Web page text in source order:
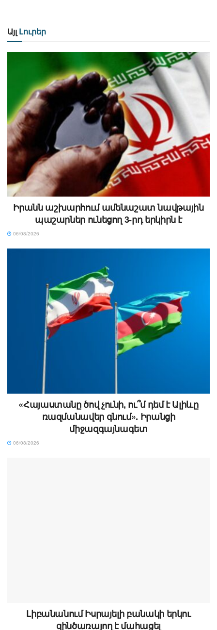
Այլ Լուրեր
Իրանն աշխարհում ամենաշատ նավթային
պաշարներ ունեցող 3-րդ երկիրն է
06/08/2026
«Հայաստանը ծով չունի, ու՞մ դեմ է Ալիևը
ռազմանավեր գնում». Իրանցի
միջազգայնագետ
06/08/2026
Լիբանանում Իսրայելի բանակի երկու
զինծառայող է մահացել